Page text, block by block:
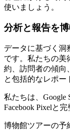
使いましょう。
分析と報告を
データに基づく洞
です。私たちの美
約、訪問者の傾向
と包括的なレポー
私たちは、Google
Facebook Pixelと
博物館ツアーの予